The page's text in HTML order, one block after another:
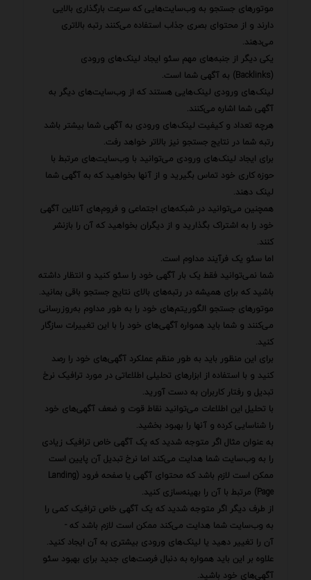
موتورهای جستجو به وب‌سایت‌هایی که سرعت بارگذاری بالایی
دارند و از محتوای بصری جذاب استفاده می‌کنند رتبه بالاتری
می‌دهند.
یکی دیگر از جنبه‌های مهم سئو ایجاد لینک‌های ورودی
(Backlinks) به آگهی شما است.
لینک‌های ورودی لینک‌هایی هستند که از وب‌سایت‌های دیگر به
آگهی شما اشاره می‌کنند.
هرچه تعداد و کیفیت لینک‌های ورودی به آگهی شما بیشتر باشد
رتبه شما در نتایج جستجو نیز بالاتر خواهد رفت.
برای ایجاد لینک‌های ورودی می‌توانید با وب‌سایت‌های مرتبط با
حوزه کاری خود تماس بگیرید و از آنها بخواهید که به آگهی شما
لینک دهند.
همچنین می‌توانید در شبکه‌های اجتماعی و فروم‌های آنلاین آگهی
خود را به اشتراک بگذارید و از دیگران بخواهید که آن را بازنشر
کنند.
اما سئو یک فرآیند مداوم است.
شما نمی‌توانید فقط یک بار آگهی خود را سئو کنید و انتظار داشته
باشید که برای همیشه در رتبه‌های بالای نتایج جستجو باقی بمانید.
موتورهای جستجو الگوریتم‌های خود را به طور مداوم به‌روزرسانی
می‌کنند و شما باید همواره آگهی‌های خود را با این تغییرات سازگار
کنید.
برای این منظور باید به طور منظم عملکرد آگهی‌های خود را رصد
کنید و با استفاده از ابزارهای تحلیلی اطلاعاتی در مورد ترافیک نرخ
تبدیل و رفتار کاربران به دست آورید.
با تحلیل این اطلاعات می‌توانید نقاط قوت و ضعف آگهی‌های خود
را شناسایی کرده و آنها را بهبود بخشید.
به عنوان مثال اگر متوجه شدید که یک آگهی خاص ترافیک زیادی
را به وب‌سایت شما هدایت می‌کند اما نرخ تبدیل آن پایین است
ممکن است لازم باشد که محتوای آگهی یا صفحه فرود (Landing
Page) مرتبط با آن را بهینه‌سازی کنید.
از طرف دیگر اگر متوجه شدید که یک آگهی خاص ترافیک کمی را
به وب‌سایت شما هدایت می‌کند ممکن است لازم باشد که -
آن را تغییر دهید یا لینک‌های ورودی بیشتری به آن ایجاد کنید.
علاوه بر این باید همواره به دنبال فرصت‌های جدید برای بهبود سئو
آگهی‌های خود باشید.